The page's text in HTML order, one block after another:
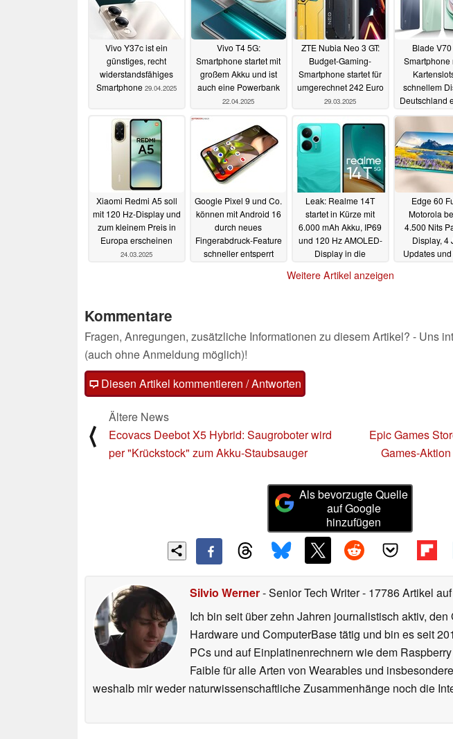
Vivo Y37c ist ein
günstiges, recht
widerstandsfähiges
Smartphone 29.04.2025
Vivo T4 5G:
Smartphone startet mit
großem Akku und ist
auch eine Powerbank
22.04.2025
ZTE Nubia Neo 3 GT:
Budget-Gaming-
Smartphone startet für
umgerechnet 242 Euro
29.03.2025
Blade
Smartphone
schnellem
Deutschland
Xiaomi Redmi A5 soll
mit 120 Hz-Display und
zum kleinem Preis in
Europa erscheinen
24.03.2025
Google Pixel 9 und Co.
können mit Android 16
durch neues
Fingerabdruck-Feature
schneller entsperrt
Leak: Realme 14T
startet in Kürze mit
6.000 mAh Akku, IP69
und 120 Hz AMOLED-
Display in die
Edge 60
Motorola
4.500 Nits
Display, 4
Updates
Weitere Artikel anzeigen
Kommentare
Fragen, Anregungen, zusätzliche Informationen zu diesem Artikel? - Uns
(auch ohne Anmeldung möglich)!
Diesen Artikel kommentieren / Antworten
⟨
Ältere News
Ecovacs Deebot X5 Hybrid: Saugroboter wird
per "Krückstock" zum Akku-Staubsauger
Epic Games
Games-
Als bevorzugte Quelle
auf Google
hinzufügen
Silvio Werner- Senior Tech Writer- 17786 Artikel
Ich bin seit über zehn Jahren journalistisch aktiv,
Hardware und ComputerBase tätig und bin es seit
PCs und auf Einplatinenrechnern wie dem
Faible für alle Arten von Wearables und
weshalb mir weder naturwissenschaftliche Zusammenhänge noch die